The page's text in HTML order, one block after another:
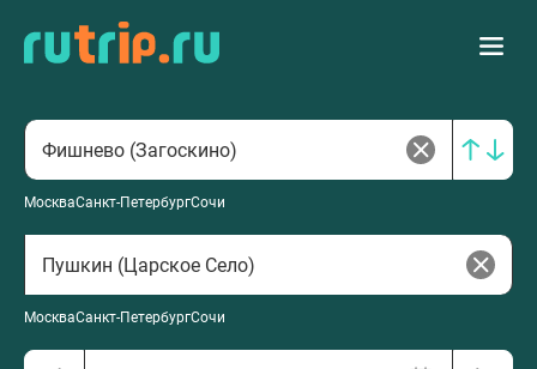
МоскваСанкт-ПетербургСочи
МоскваСанкт-ПетербургСочи